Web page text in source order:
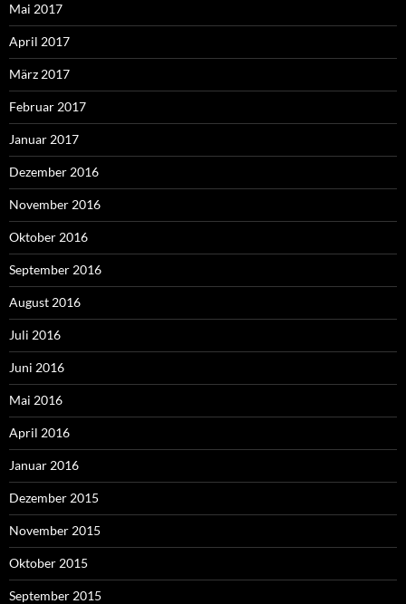
Mai 2017
April 2017
März 2017
Februar 2017
Januar 2017
Dezember 2016
November 2016
Oktober 2016
September 2016
August 2016
Juli 2016
Juni 2016
Mai 2016
April 2016
Januar 2016
Dezember 2015
November 2015
Oktober 2015
September 2015